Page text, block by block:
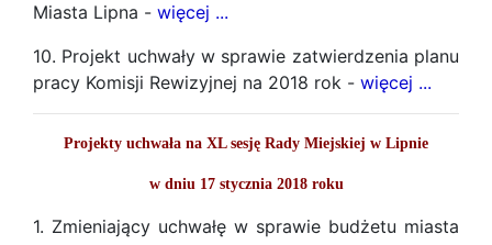
Miasta Lipna - więcej ...
10. Projekt uchwały w sprawie zatwierdzenia planu
pracy Komisji Rewizyjnej na 2018 rok - więcej ...
Projekty uchwała na XL sesję Rady Miejskiej w Lipnie
w dniu 17 stycznia 2018 roku
1. Zmieniający uchwałę w sprawie budżetu miasta